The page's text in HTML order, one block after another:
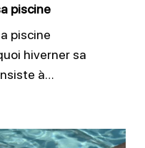
piscine
piscine
hiverner sa
à…